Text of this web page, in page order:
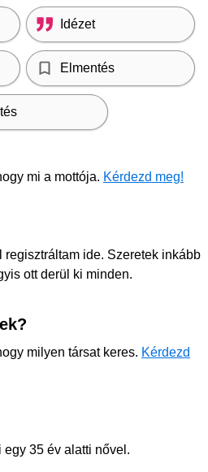
Idézet
Elmentés
mi a mottója. Kérdezd meg!
ide. Szeretek inkább
ott derül ki minden.
milyen társat keres. Kérdezd
35 év alatti nővel.